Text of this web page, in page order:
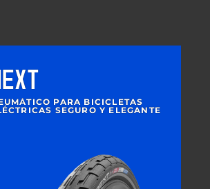
PARA BICICLETAS
SEGURO Y ELEGANTE